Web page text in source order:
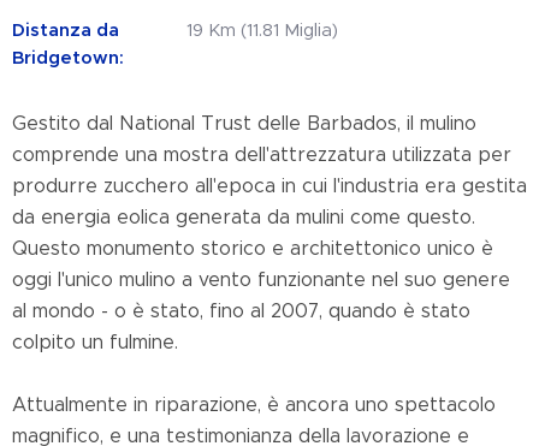
Distanza da
Bridgetown:
19 Km (11.81 Miglia)
Gestito dal National Trust delle Barbados, il mulino
comprende una mostra dell'attrezzatura utilizzata per
produrre zucchero all'epoca in cui l'industria era gestita
da energia eolica generata da mulini come questo.
Questo monumento storico e architettonico unico è
oggi l'unico mulino a vento funzionante nel suo genere
al mondo - o è stato, fino al 2007, quando è stato
colpito un fulmine.
Attualmente in riparazione, è ancora uno spettacolo
magnifico, e una testimonianza della lavorazione e